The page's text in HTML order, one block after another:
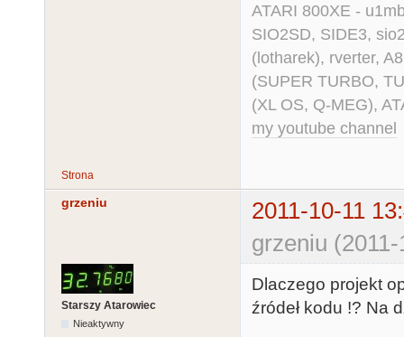
ATARI 800XE -
SIO2SD, SIDE3,
(lotharek), rverter,
(SUPER TURBO,
(XL OS, Q-MEG),
my youtube channel
Strona
grzeniu
2011-10-11
grzeniu
Starszy Atarowiec
Nieaktywny
Dlaczego projekt
źródeł kodu !? Na